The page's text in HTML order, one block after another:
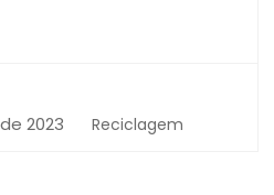
2023 Reciclagem